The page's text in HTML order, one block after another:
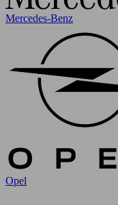
Mercedes-Benz
Opel